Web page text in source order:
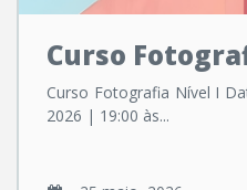
Curso
Curso Fotografia Nível I
2026 | 19:00 às...